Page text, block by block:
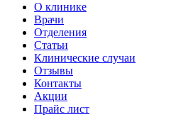
О клинике
Врачи
Отделения
Статьи
Клинические случаи
Отзывы
Контакты
Акции
Прайс лист